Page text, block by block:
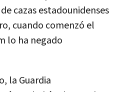
cazas estadounidenses
cuando comenzó el
lo ha negado
la Guardia